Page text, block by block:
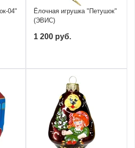
04"
Ёлочная игрушка "Петушок"
(ЭВИС)
1 200 руб.